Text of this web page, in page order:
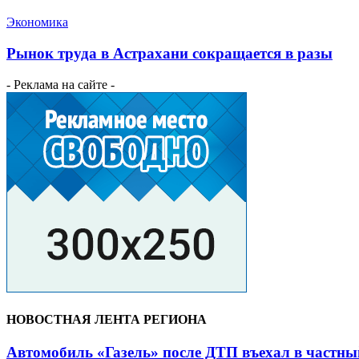
Экономика
Рынок труда в Астрахани сокращается в разы
- Реклама на сайте -
НОВОСТНАЯ ЛЕНТА РЕГИОНА
Автомобиль «Газель» после ДТП въехал в